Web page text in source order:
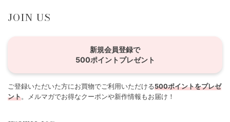
JOIN US
新規会員登録で
500ポイントプレゼント
ご登録いただいた方にお買物でご利用いただける500ポイントをプレゼ
ント。メルマガでお得なクーポンや新作情報もお届け！